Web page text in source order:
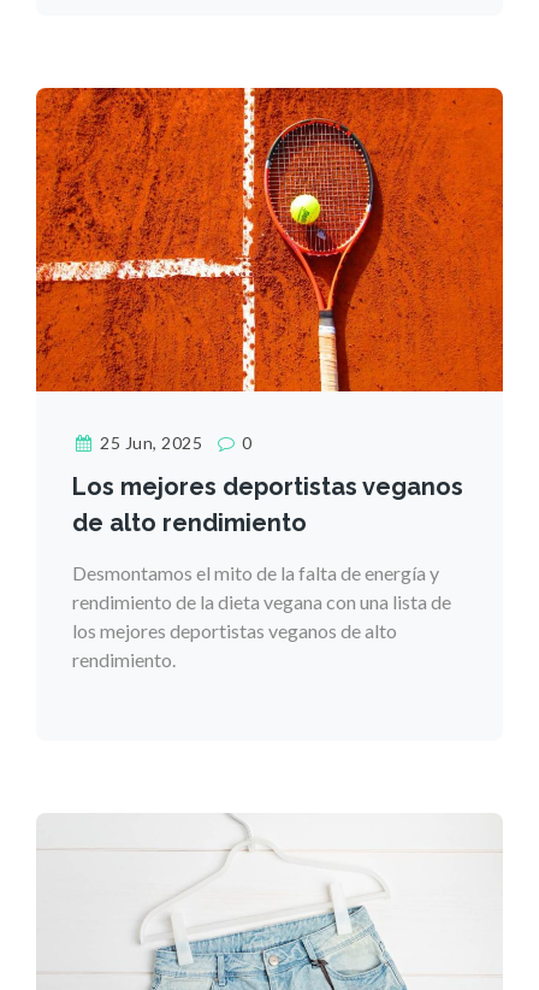
25 Jun, 2025 0
Los mejores deportistas veganos
de alto rendimiento
Desmontamos el mito de la falta de energía y
rendimiento de la dieta vegana con una lista de
los mejores deportistas veganos de alto
rendimiento.